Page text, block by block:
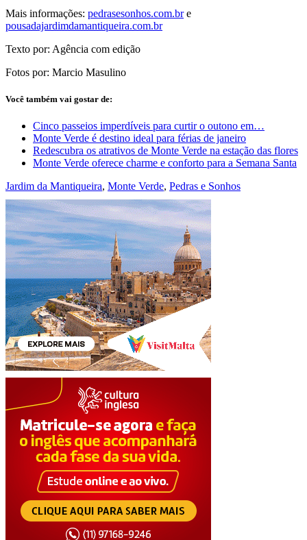
Mais informações: pedrasesonhos.com.bre
pousadajardimdamantiqueira.com.br
Texto por: Agência com edição
Fotos por: Marcio Masulino
Você também vai gostar de:
Cinco passeios imperdíveis para curtir o outono em…
Monte Verde é destino ideal para férias de janeiro
Redescubra os atrativos de Monte Verde na estação das flores
Monte Verde oferece charme e conforto para a Semana Santa
Jardim da Mantiqueira, Monte Verde, Pedras e Sonhos